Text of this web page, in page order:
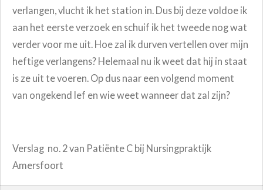
verlangen, vlucht ik het station in. Dus bij deze voldoe ik
aan het eerste verzoek en schuif ik het tweede nog wat
verder voor me uit. Hoe zal ik durven vertellen over mijn
heftige verlangens? Helemaal nu ik weet dat hij in staat
is ze uit te voeren. Op dus naar een volgend moment
van ongekend lef en wie weet wanneer dat zal zijn?
Verslag no. 2 van Patiënte C bij Nursingpraktijk
Amersfoort